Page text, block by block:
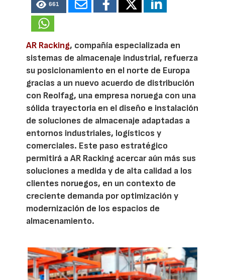
661
AR Racking, compañía especializada en
sistemas de almacenaje industrial, refuerza
su posicionamiento en el norte de Europa
gracias a un nuevo acuerdo de distribución
con Reolfag, una empresa noruega con una
sólida trayectoria en el diseño e instalación
de soluciones de almacenaje adaptadas a
entornos industriales, logísticos y
comerciales. Este paso estratégico
permitirá a AR Racking acercar aún más sus
soluciones a medida y de alta calidad a los
clientes noruegos, en un contexto de
creciente demanda por optimización y
modernización de los espacios de
almacenamiento.